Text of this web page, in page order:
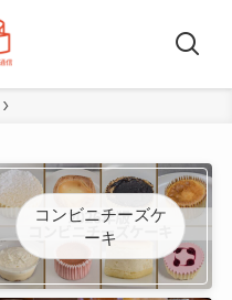
コンビニチーズケ
ーキ